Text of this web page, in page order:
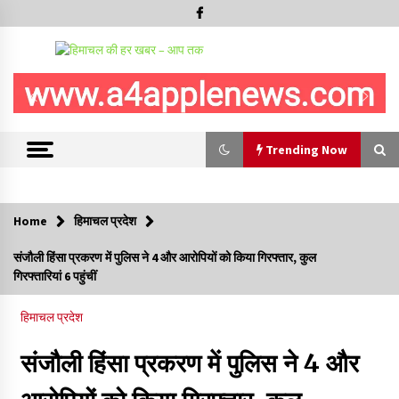
Trending Now
बड़ी ख़बर – अनुबंध कर्मचारियों को बैक डेट से नहीं मिलेगा नियमितीकरण,
शिक्षा निदेशालय ने जारी किया स्पष्टीकरण
05/08/2026
Home हिमाचल प्रदेश
संजौली हिंसा प्रकरण में पुलिस ने 4 और आरोपियों को किया गिरफ्तार, कुल
गिरफ्तारियां 6 पहुंचीं
हिमाचल प्रदेश
संजौली हिंसा प्रकरण में पुलिस ने 4 और